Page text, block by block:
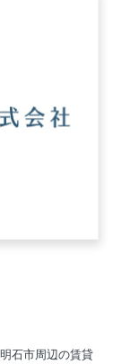
石市周辺の賃貸